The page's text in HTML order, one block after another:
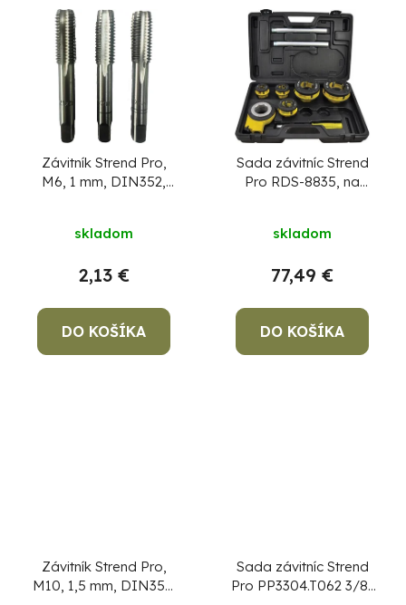
Závitník Strend Pro,
M6, 1 mm, DIN352,
skladom
2,13 €
DO KOŠÍKA
Sada závitníc Strend
Pro RDS-8835, na
skladom
77,49 €
DO KOŠÍKA
Závitník Strend Pro,
M10, 1,5 mm, DIN352,
Sada závitníc Strend
Pro PP3304.T062 3/8"